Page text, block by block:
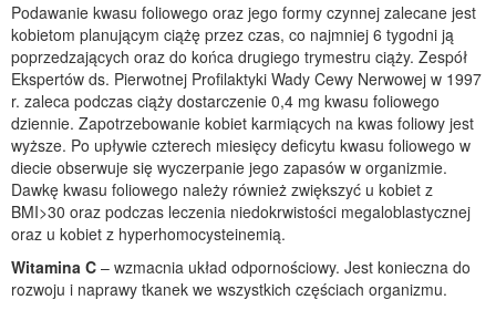
Podawanie kwasu foliowego oraz jego formy czynnej zalecane jest
kobietom planującym ciążę przez czas, co najmniej 6 tygodni ją
poprzedzających oraz do końca drugiego trymestru ciąży. Zespół
Ekspertów ds. Pierwotnej Profilaktyki Wady Cewy Nerwowej w 1997
r. zaleca podczas ciąży dostarczenie 0,4 mg kwasu foliowego
dziennie. Zapotrzebowanie kobiet karmiących na kwas foliowy jest
wyższe. Po upływie czterech miesięcy deficytu kwasu foliowego w
diecie obserwuje się wyczerpanie jego zapasów w organizmie.
Dawkę kwasu foliowego należy również zwiększyć u kobiet z
BMI>30 oraz podczas leczenia niedokrwistości megaloblastycznej
oraz u kobiet z hyperhomocysteinemią.
Witamina C – wzmacnia układ odpornościowy. Jest konieczna do
rozwoju i naprawy tkanek we wszystkich częściach organizmu.